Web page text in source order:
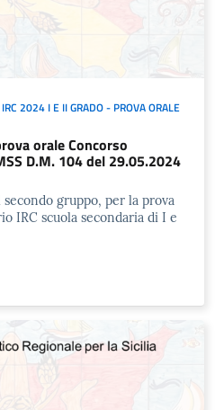
2024 I E II GRADO - PROVA ORALE
orale Concorso
D.M. 104 del 29.05.2024
gruppo, per la prova
IRC scuola secondaria di I e